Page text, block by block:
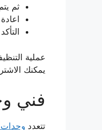
ثم
عملية
يمكنك
فني
تتعدد وحدات